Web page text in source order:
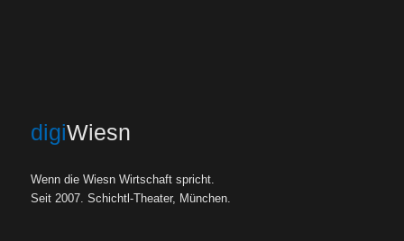
digiWiesn
Wenn die Wiesn Wirtschaft spricht.
Seit 2007. Schichtl-Theater, München.